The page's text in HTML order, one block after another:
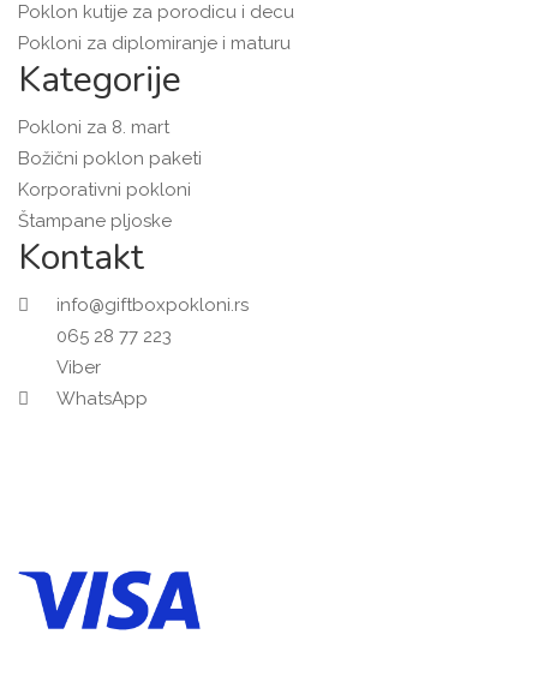
Poklon kutije za porodicu i decu
Pokloni za diplomiranje i maturu
Kategorije
Pokloni za 8. mart
Božični poklon paketi
Korporativni pokloni
Štampane pljoske
Kontakt
info@giftboxpokloni.rs
065 28 77 223
Viber
WhatsApp